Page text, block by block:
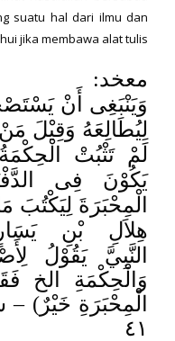
suatu hal dari ilmu dan
jika membawa alat tulis
معخد:
وَيَنْبَغِى أَنْ
لِيُطَالِعَهُ وَقِيْلَ
لَمْ تَثْبُتْ
يَكُوْنَ فِى
الْمِحْبَرَةَ
هِلاَلِ بْنِ
النَّبِيَّيَقُوْلُ
وَالْحِكْمَةِ الخ
الْمِحْبَرَةِ خَيْرٌ)
٤١